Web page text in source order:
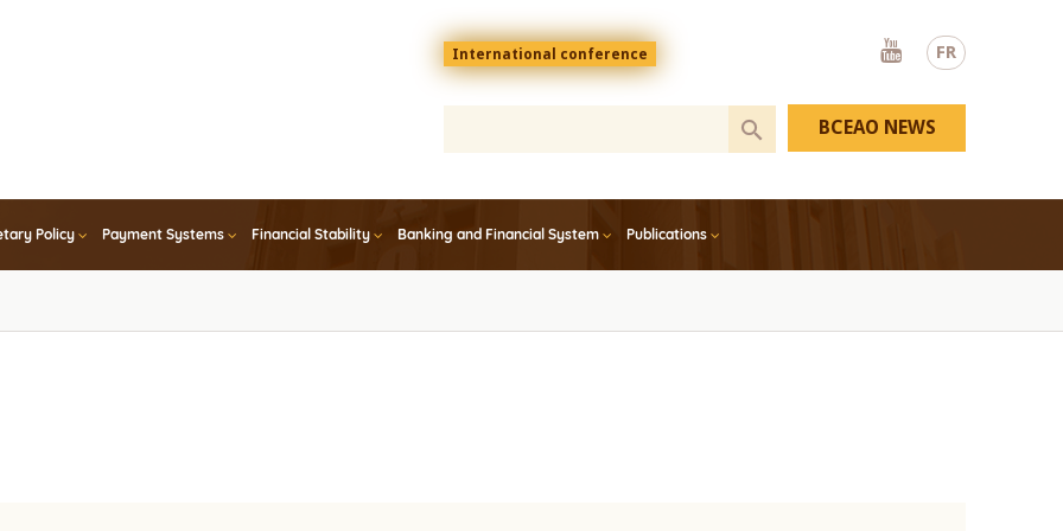
FR
Menu
top
En
International conference
Youtube
Policy Payment Systems Financial Stability Banking and Financial System Publications
BCEAO NEWS